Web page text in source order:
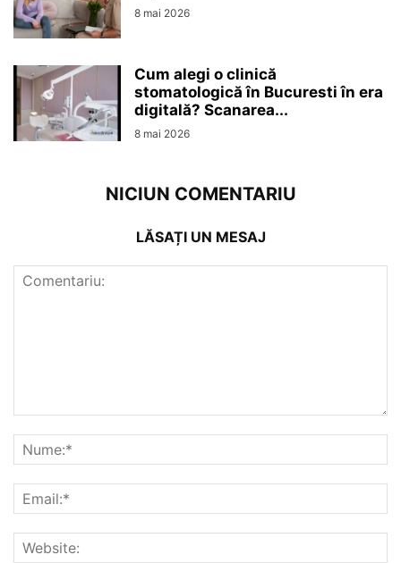
8 mai 2026
Cum alegi o clinică
stomatologică în Bucuresti în era
digitală? Scanarea...
8 mai 2026
NICIUN COMENTARIU
LĂSAȚI UN MESAJ